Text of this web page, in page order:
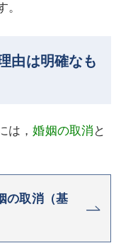
由は明確なも
は，婚姻の取消と
の取消（基